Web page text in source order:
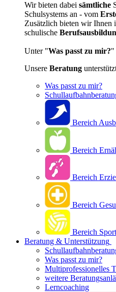
Wir bieten dabei sämtliche
Schulsystems an - vom
Zusätzlich bieten wir Ihnen
schulische
Unter "Was passt zu mir?"
Unsere Beratung
Was passt zu mir?
Bereich
Bereich
Bereich
Bereich
Bereich Sport
Beratung & Unterstützung
Was passt zu mir?
Multipro­fessionelles
weitere
Lerncoaching